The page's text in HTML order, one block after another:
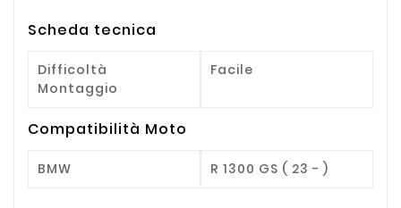
Scheda tecnica
Difficoltà
Montaggio
Facile
Compatibilità Moto
BMW R 1300 GS ( 23 - )